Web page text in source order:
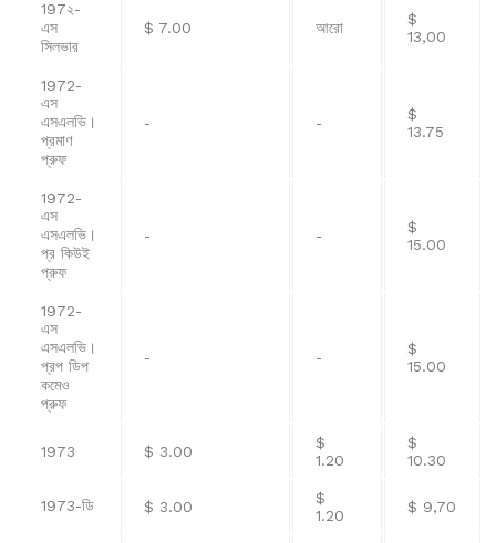
197২-
এস
সিলভার
$ 7.00 আরো
$
13,00
1972-
এস
এসএলভি।
প্রমাণ
প্রুফ
- -
$
13.75
1972-
এস
এসএলভি।
প্র কিউই
প্রুফ
- -
$
15.00
1972-
এস
এসএলভি।
প্রপ ডিপ
কমেও
প্রুফ
- -
$
15.00
1973 $ 3.00
$
1.20
$
10.30
1973-ডি $ 3.00
$
1.20
$ 9,70